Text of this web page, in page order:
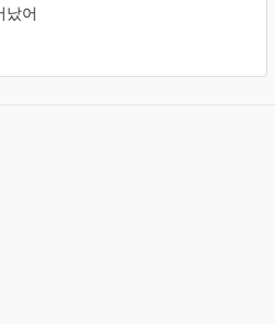
났어